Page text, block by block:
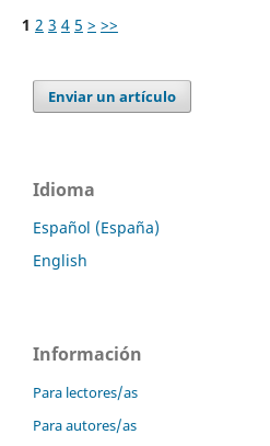
1 2 3 4 5 > >>
Enviar un artículo
Idioma
Español (España)
English
Información
Para lectores/as
Para autores/as